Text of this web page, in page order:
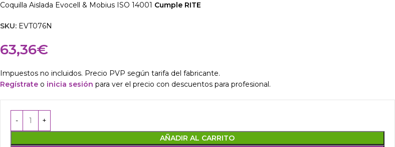
Coquilla Aislada Evocell & Mobius ISO 14001 Cumple RITE
SKU: EVT076N
63,36€
Impuestos no incluidos. Precio PVP según tarifa del fabricante.
Regístrateo inicia sesión para ver el precio con descuentos para profesional.
AÑADIR AL CARRITO